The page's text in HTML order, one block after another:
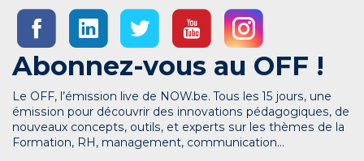
Abonnez-vous au OFF !
Le OFF, l’émission live de NOW.be. Tous les 15 jours, une
émission pour découvrir des innovations pédagogiques, de
nouveaux concepts, outils, et experts sur les thèmes de la
Formation, RH, management, communication…